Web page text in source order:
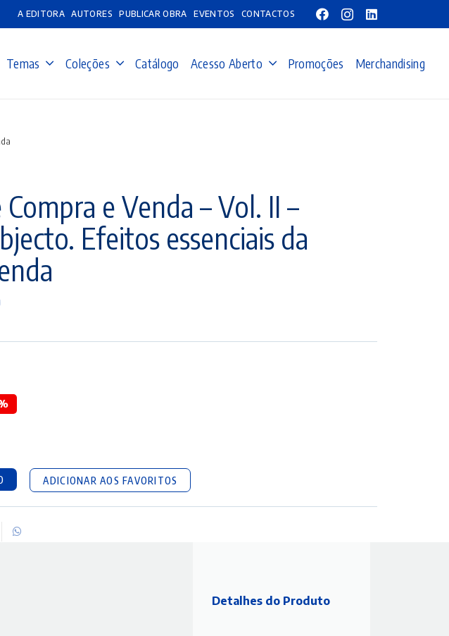
A EDITORA AUTORES PUBLICAR OBRA EVENTOS CONTACTOS
Temas Coleções Catálogo Acesso Aberto Promoções Merchandising
e Venda – Vol. II –
Efeitos essenciais da
€.
ADICIONAR AOS FAVORITOS
Detalhes do Produto